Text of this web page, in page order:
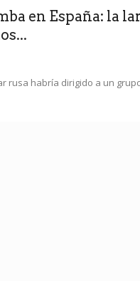
en España: la
rusa habría dirigido a un